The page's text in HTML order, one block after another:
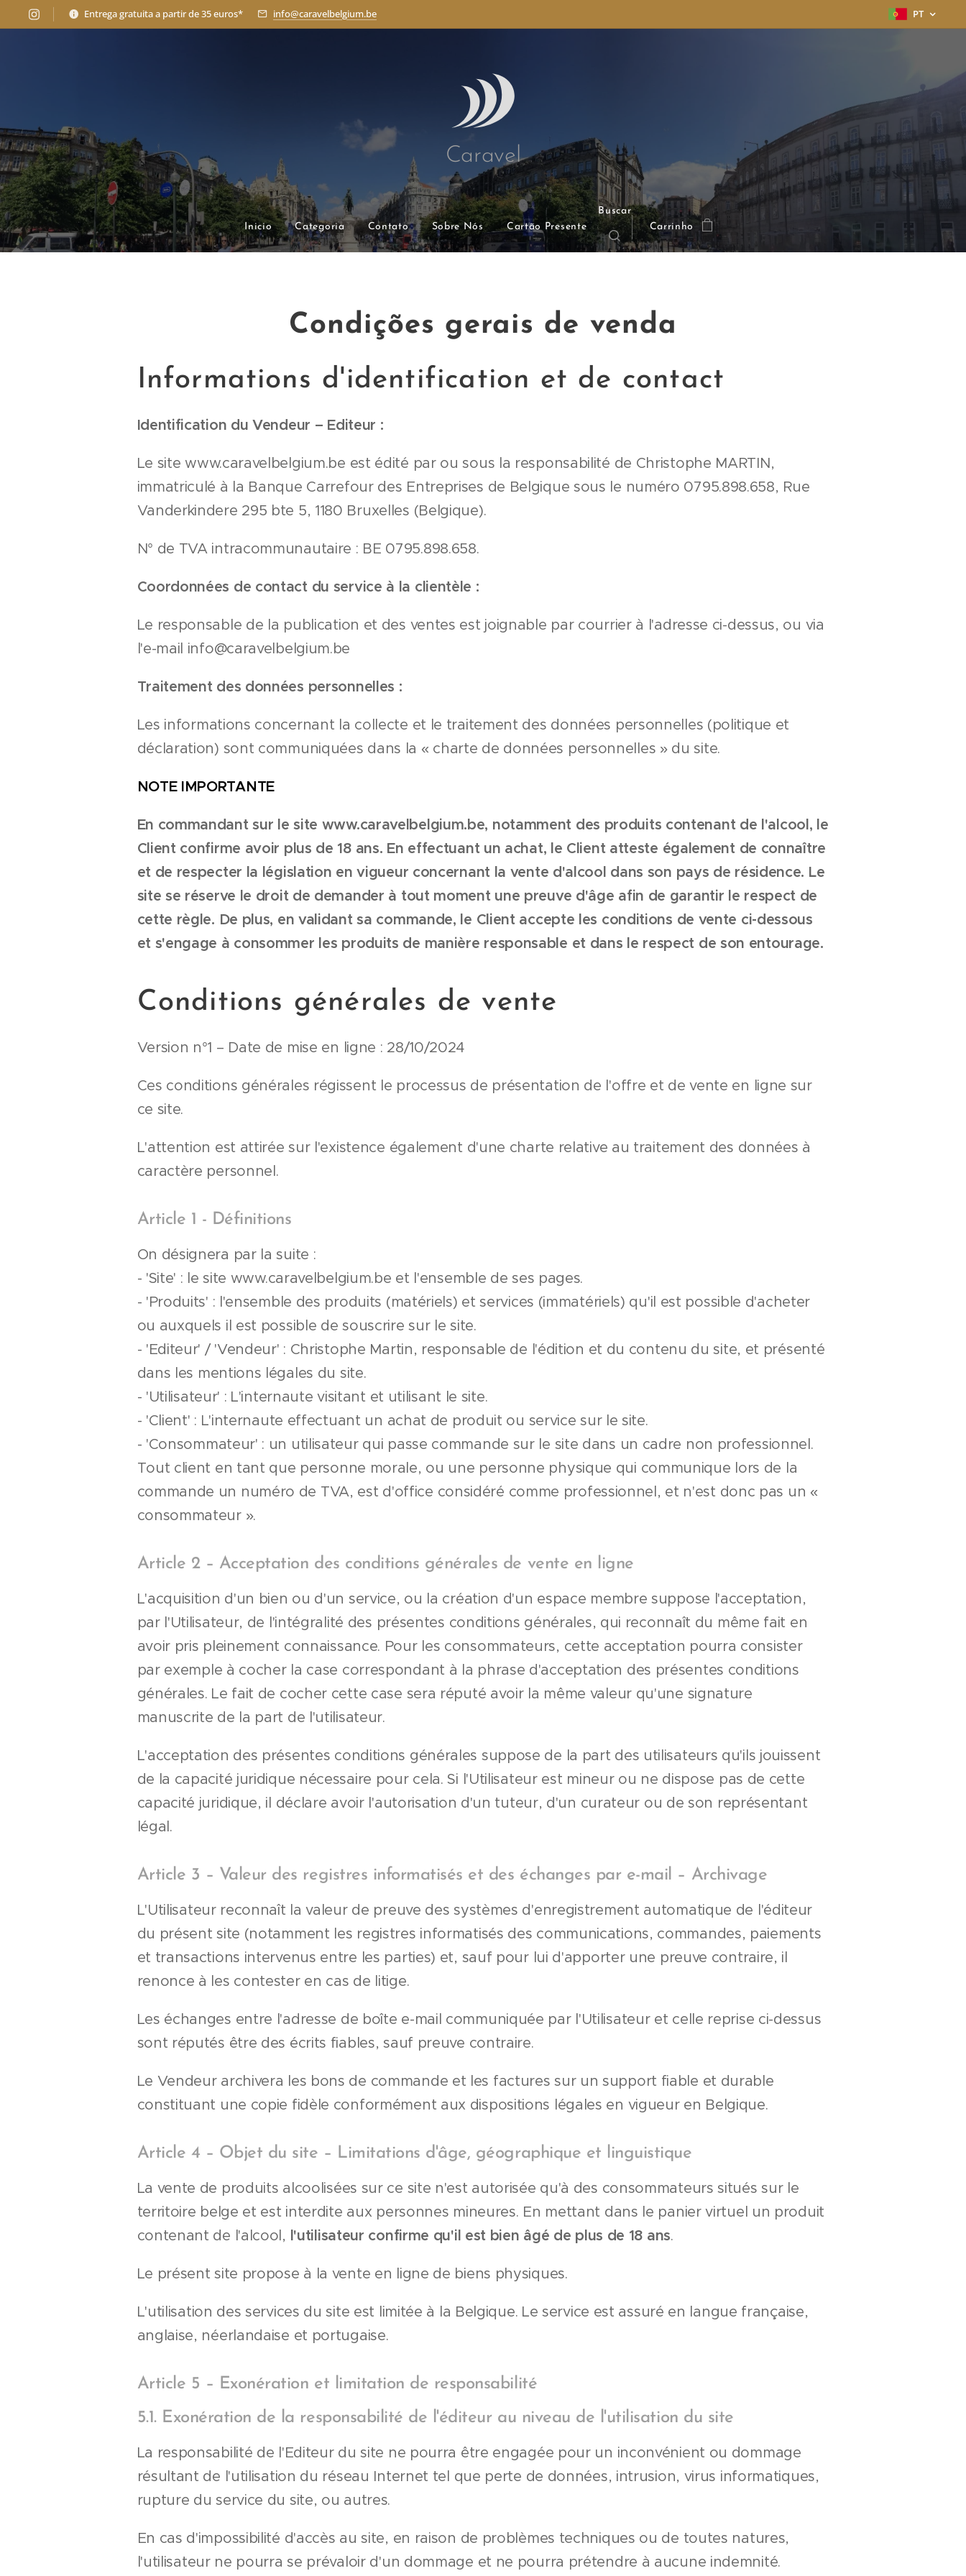
Entrega gratuita a partir de 35 euros* info@caravelbelgium.be PT
Caravel
Inicio Categoria Contato Sobre Nós Cartão Presente
Buscar
Carrinho
Condições gerais de venda
Informations d'identification et de contact
Identification du Vendeur – Editeur :
Le site www.caravelbelgium.be est édité par ou sous la responsabilité de Christophe MARTIN,
immatriculé à la Banque Carrefour des Entreprises de Belgique sous le numéro 0795.898.658, Rue
Vanderkindere 295 bte 5, 1180 Bruxelles (Belgique).
N° de TVA intracommunautaire : BE 0795.898.658.
Coordonnées de contact du service à la clientèle :
Le responsable de la publication et des ventes est joignable par courrier à l'adresse ci-dessus, ou via
l'e-mail info@caravelbelgium.be
Traitement des données personnelles :
Les informations concernant la collecte et le traitement des données personnelles (politique et
déclaration) sont communiquées dans la « charte de données personnelles » du site.
NOTE IMPORTANTE
En commandant sur le site www.caravelbelgium.be, notamment des produits contenant de l'alcool, le
Client confirme avoir plus de 18 ans. En effectuant un achat, le Client atteste également de connaître
et de respecter la législation en vigueur concernant la vente d'alcool dans son pays de résidence. Le
site se réserve le droit de demander à tout moment une preuve d'âge afin de garantir le respect de
cette règle. De plus, en validant sa commande, le Client accepte les conditions de vente ci-dessous
et s'engage à consommer les produits de manière responsable et dans le respect de son entourage.
Conditions générales de vente
Version n°1 – Date de mise en ligne : 28/10/2024
Ces conditions générales régissent le processus de présentation de l'offre et de vente en ligne sur
ce site.
L'attention est attirée sur l'existence également d'une charte relative au traitement des données à
caractère personnel.
Article 1 - Définitions
On désignera par la suite :
- 'Site' : le site www.caravelbelgium.be et l'ensemble de ses pages.
- 'Produits' : l'ensemble des produits (matériels) et services (immatériels) qu'il est possible d'acheter
ou auxquels il est possible de souscrire sur le site.
- 'Editeur' / 'Vendeur' : Christophe Martin, responsable de l'édition et du contenu du site, et présenté
dans les mentions légales du site.
- 'Utilisateur' : L'internaute visitant et utilisant le site.
- 'Client' : L'internaute effectuant un achat de produit ou service sur le site.
- 'Consommateur' : un utilisateur qui passe commande sur le site dans un cadre non professionnel.
Tout client en tant que personne morale, ou une personne physique qui communique lors de la
commande un numéro de TVA, est d'office considéré comme professionnel, et n'est donc pas un «
consommateur ».
Article 2 – Acceptation des conditions générales de vente en ligne
L'acquisition d'un bien ou d'un service, ou la création d'un espace membre suppose l'acceptation,
par l'Utilisateur, de l'intégralité des présentes conditions générales, qui reconnaît du même fait en
avoir pris pleinement connaissance. Pour les consommateurs, cette acceptation pourra consister
par exemple à cocher la case correspondant à la phrase d'acceptation des présentes conditions
générales. Le fait de cocher cette case sera réputé avoir la même valeur qu'une signature
manuscrite de la part de l'utilisateur.
L'acceptation des présentes conditions générales suppose de la part des utilisateurs qu'ils jouissent
de la capacité juridique nécessaire pour cela. Si l'Utilisateur est mineur ou ne dispose pas de cette
capacité juridique, il déclare avoir l'autorisation d'un tuteur, d'un curateur ou de son représentant
légal.
Article 3 – Valeur des registres informatisés et des échanges par e-mail – Archivage
L'Utilisateur reconnaît la valeur de preuve des systèmes d'enregistrement automatique de l'éditeur
du présent site (notamment les registres informatisés des communications, commandes, paiements
et transactions intervenus entre les parties) et, sauf pour lui d'apporter une preuve contraire, il
renonce à les contester en cas de litige.
Les échanges entre l'adresse de boîte e-mail communiquée par l'Utilisateur et celle reprise ci-dessus
sont réputés être des écrits fiables, sauf preuve contraire.
Le Vendeur archivera les bons de commande et les factures sur un support fiable et durable
constituant une copie fidèle conformément aux dispositions légales en vigueur en Belgique.
Article 4 – Objet du site – Limitations d'âge, géographique et linguistique
La vente de produits alcoolisées sur ce site n'est autorisée qu'à des consommateurs situés sur le
territoire belge et est interdite aux personnes mineures. En mettant dans le panier virtuel un produit
contenant de l'alcool, l'utilisateur confirme qu'il est bien âgé de plus de 18 ans.
Le présent site propose à la vente en ligne de biens physiques.
L'utilisation des services du site est limitée à la Belgique. Le service est assuré en langue française,
anglaise, néerlandaise et portugaise.
Article 5 – Exonération et limitation de responsabilité
5.1. Exonération de la responsabilité de l'éditeur au niveau de l'utilisation du site
La responsabilité de l'Editeur du site ne pourra être engagée pour un inconvénient ou dommage
résultant de l'utilisation du réseau Internet tel que perte de données, intrusion, virus informatiques,
rupture du service du site, ou autres.
En cas d'impossibilité d'accès au site, en raison de problèmes techniques ou de toutes natures,
l'utilisateur ne pourra se prévaloir d'un dommage et ne pourra prétendre à aucune indemnité.